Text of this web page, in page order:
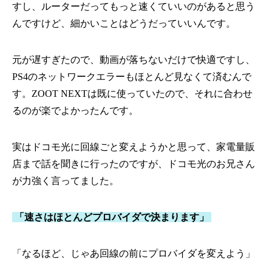
すし、ルーターだってもっと速くていいのがあると思う
んですけど、細かいことはどうだっていいんです。
元が遅すぎたので、動画が落ちないだけで快適ですし、
PS4のネットワークエラーもほとんど見なくて済むんで
す。ZOOT NEXTは既に使っていたので、それに合わせ
るのが楽でよかったんです。
実はドコモ光に回線ごと変えようかと思って、家電量販
店まで話を聞きに行ったのですが、ドコモ光のお兄さん
が力強く言ってました。
「速さはほとんどプロバイダで決まります」
「なるほど、じゃあ回線の前にプロバイダを変えよう」